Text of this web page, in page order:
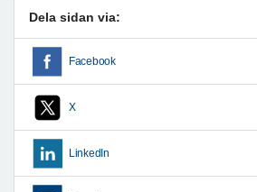
Dela sidan via:
Facebook
X
LinkedIn